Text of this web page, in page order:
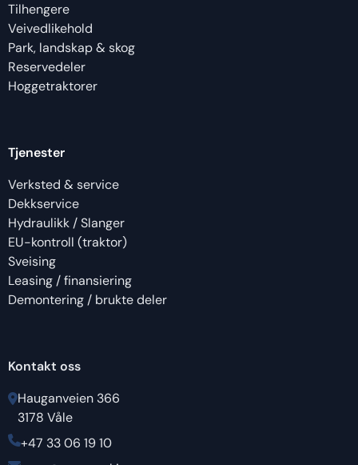
Tilhengere
Veivedlikehold
Park, landskap & skog
Reservedeler
Hoggetraktorer
Tjenester
Verksted & service
Dekkservice
Hydraulikk / Slanger
EU-kontroll (traktor)
Sveising
Leasing / finansiering
Demontering / brukte deler
Kontakt oss
Hauganveien 366
3178 Våle
+47 33 06 19 10